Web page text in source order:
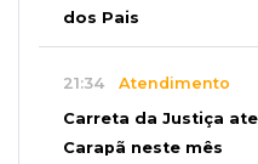
dos Pais
21:34 Atendimento
Carreta da Justiça
Carapã neste mês